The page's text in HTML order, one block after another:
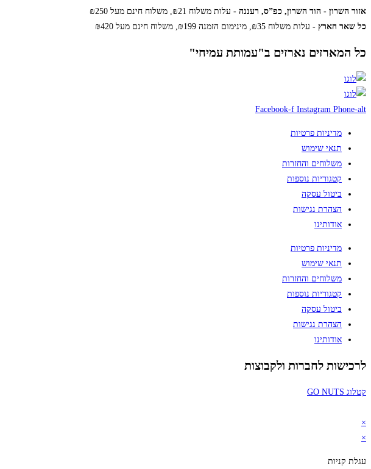
אזור השרון - הוד השרון, כפ”ס, רעננה - עלות משלוח ₪21, משלוח חינם מעל ₪250
כל שאר הארץ - עלות משלוח ₪35, מינימום הזמנה ₪199, משלוח חינם מעל ₪420
כל המארזים נארזים ב"עמותת עמיחי"
Facebook-f Instagram Phone-alt
מדיניות פרטיות
תנאי שימוש
משלוחים והחזרות
קטגוריות נוספות
ביטול עסקה
הצהרת נגישות
אודותינו
מדיניות פרטיות
תנאי שימוש
משלוחים והחזרות
קטגוריות נוספות
ביטול עסקה
הצהרת נגישות
אודותינו
לרכישות לחברות ולקבוצות
קטלוג GO NUTS
×
×
עגלת קניות